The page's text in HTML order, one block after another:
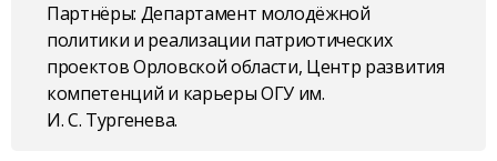
Партнёры: Департамент молодёжной
политики и реализации патриотических
проектов Орловской области, Центр развития
компетенций и карьеры ОГУ им.
И. С. Тургенева.